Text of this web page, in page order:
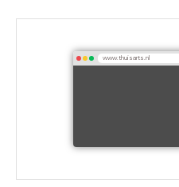
www.thuisarts.nl